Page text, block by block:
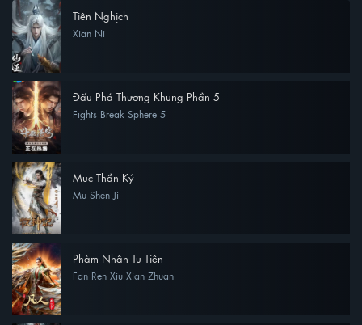
Tiên Nghịch
Xian Ni
Đấu Phá Thương Khung Phần 5
Fights Break Sphere 5
Mục Thần Ký
Mu Shen Ji
Phàm Nhân Tu Tiên
Fan Ren Xiu Xian Zhuan